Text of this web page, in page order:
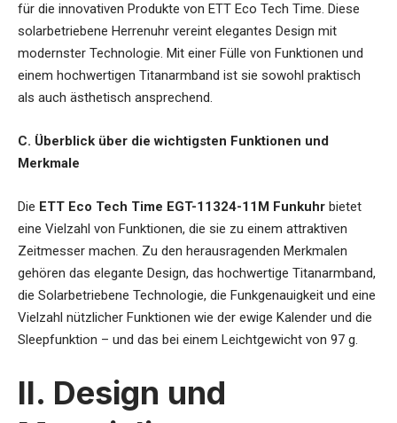
für die innovativen Produkte von ETT Eco Tech Time. Diese
solarbetriebene Herrenuhr vereint elegantes Design mit
modernster Technologie. Mit einer Fülle von Funktionen und
einem hochwertigen Titanarmband ist sie sowohl praktisch
als auch ästhetisch ansprechend.
C. Überblick über die wichtigsten Funktionen und
Merkmale
Die ETT Eco Tech Time EGT-11324-11M Funkuhr bietet
eine Vielzahl von Funktionen, die sie zu einem attraktiven
Zeitmesser machen. Zu den herausragenden Merkmalen
gehören das elegante Design, das hochwertige Titanarmband,
die Solarbetriebene Technologie, die Funkgenauigkeit und eine
Vielzahl nützlicher Funktionen wie der ewige Kalender und die
Sleepfunktion – und das bei einem Leichtgewicht von 97 g.
II. Design und